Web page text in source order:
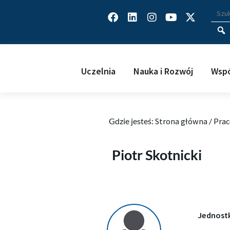
Facebook
LinkedinInstagram
Youtube
X-
twitter
Uczelnia Nauka i Rozwój
Gdzie jesteś: Strona główna /
Piotr SkotnickiPiotr Skotnicki